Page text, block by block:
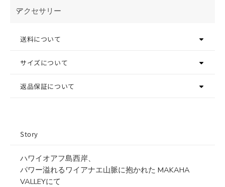
アクセサリー
送料について
サイズについて
返品保証について
Story
ハワイオアフ島西岸、
パワー溢れるワイアナエ山脈に抱かれた MAKAHA
VALLEYにて